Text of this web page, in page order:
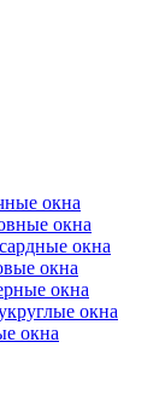
окна
окна
окна
окна
окна
окна
окна